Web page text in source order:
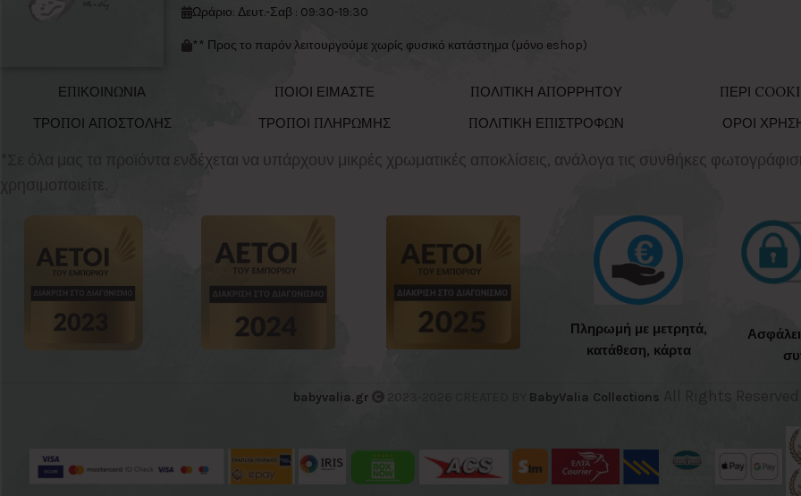
Ωράριο: Δευτ.-Σαβ : 09:30-19:30
** Προς το παρόν λειτουργούμε χωρίς φυσικό κατάστημα (μόνο eshop)
ΕΠΙΚΟΙΝΩΝΙΑ ΠΟΙΟΙ ΕΙΜΑΣΤΕ ΠΟΛΙΤΙΚΗ ΑΠΟΡΡΗΤΟΥ ΠΕΡΙ
ΤΡΟΠΟΙ ΑΠΟΣΤΟΛΗΣ
ΤΡΟΠΟΙ ΠΛΗΡΩΜΗΣ ΠΟΛΙΤΙΚΗ ΕΠΙΣΤΡΟΦΩΝ ΟΡΟΙ
*Σε όλα μας τα προϊόντα ενδέχεται να υπάρχουν μικρές χρωματικές αποκλίσεις, ανάλογα τις συνθήκες
χρησιμοποιείτε.
Πληρωμή με μετρητά,
κατάθεση, κάρτα
babyvalia.gr 2023-2026 CREATED BY BabyValia Collections